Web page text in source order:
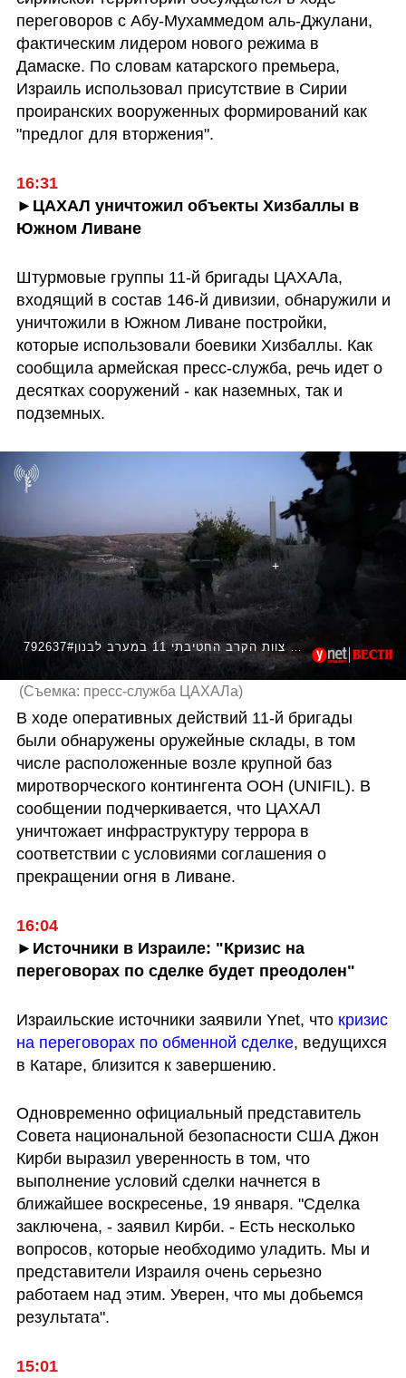
переговоров с Абу-Мухаммедом аль-Джулани,
фактическим лидером нового режима в
Дамаске. По словам катарского премьера,
Израиль использовал присутствие в Сирии
проиранских вооруженных формирований как
"предлог для вторжения".
16:31
►ЦАХАЛ уничтожил объекты Хизбаллы в
Южном Ливане
Штурмовые группы 11-й бригады ЦАХАЛа,
входящий в состав 146-й дивизии, обнаружили и
уничтожили в Южном Ливане постройки,
которые использовали боевики Хизбаллы. Как
сообщила армейская пресс-служба, речь идет о
десятках сооружений - как наземных, так и
подземных.
792637#פעילות צוות הקרב החטיבתי 11 במערב לבנון
(Съемка: пресс-служба ЦАХАЛа)
В ходе оперативных действий 11-й бригады
были обнаружены оружейные склады, в том
числе расположенные возле крупной баз
миротворческого контингента ООН (UNIFIL). В
сообщении подчеркивается, что ЦАХАЛ
уничтожает инфраструктуру террора в
соответствии с условиями соглашения о
прекращении огня в Ливане.
16:04
►Источники в Израиле: "Кризис на
переговорах по сделке будет преодолен"
Израильские источники заявили Ynet, что кризис
на переговорах по обменной сделке, ведущихся
в Катаре, близится к завершению.
Одновременно официальный представитель
Совета национальной безопасности США Джон
Кирби выразил уверенность в том, что
выполнение условий сделки начнется в
ближайшее воскресенье, 19 января. "Сделка
заключена, - заявил Кирби. - Есть несколько
вопросов, которые необходимо уладить. Мы и
представители Израиля очень серьезно
работаем над этим. Уверен, что мы добьемся
результата".
15:01